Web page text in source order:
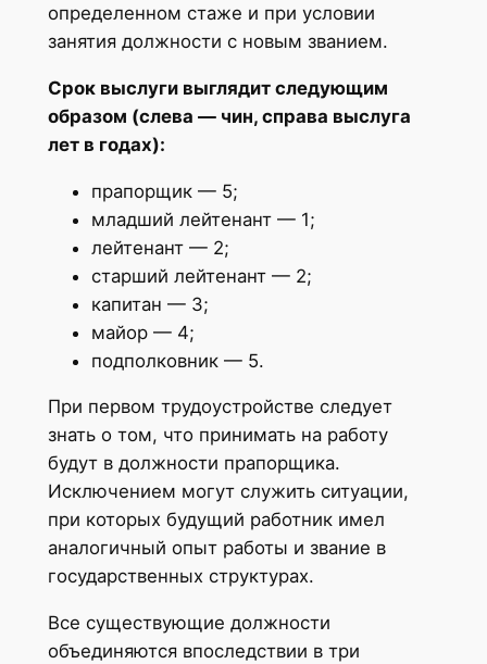
определенном стаже и при условии
занятия должности с новым званием.
Срок выслуги выглядит следующим
образом (слева — чин, справа выслуга
лет в годах):
прапорщик — 5;
младший лейтенант — 1;
лейтенант — 2;
старший лейтенант — 2;
капитан — 3;
майор — 4;
подполковник — 5.
При первом трудоустройстве следует
знать о том, что принимать на работу
будут в должности прапорщика.
Исключением могут служить ситуации,
при которых будущий работник имел
аналогичный опыт работы и звание в
государственных структурах.
Все существующие должности
объединяются впоследствии в три